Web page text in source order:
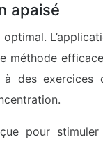
apaisé
méthode
des exercices
pour